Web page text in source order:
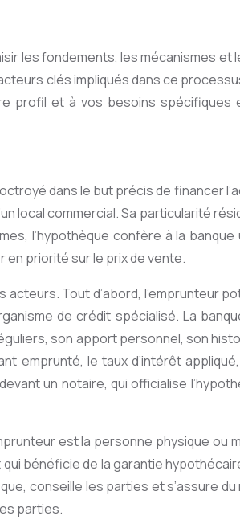
les fondements, les mécanismes
clés impliqués dans ce
profil et à vos besoins spécifiques
dans le but précis de financer
local commercial. Sa particularité
l’hypothèque confère à la
en priorité sur le prix de vente.
Tout d’abord, l’emprunteur
de crédit spécialisé. La
son apport personnel, son
emprunté, le taux d’intérêt
un notaire, qui officialise
est la personne physique ou
bénéficie de la garantie
conseille les parties et s’assure
parties.